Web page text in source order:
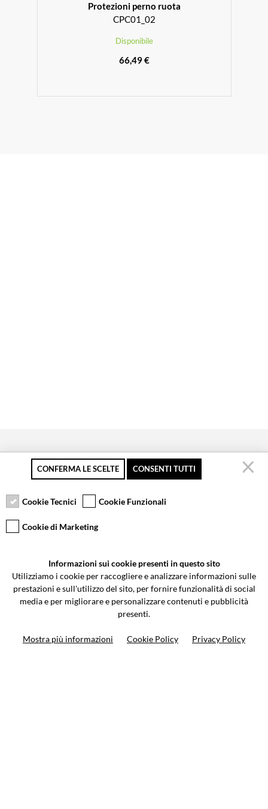
Protezioni perno ruota
CPC01_02
Disponibile
66,49 €
Pagamento sicuro
Resi gratuiti fino a 30
Servizio clienti
Via Galileo Galilei 5 | Verano Brianza (MB) 20843 | ITALY
0362-805407-info@valtermoto.com
CONFERMA LE SCELTE CONSENTI TUTTI
Cookie Tecnici Cookie Funzionali
Cookie di Marketing
Informazioni sui cookie presenti in questo sito
Utilizziamo i cookie per raccogliere e analizzare informazioni sulle
prestazioni e sull'utilizzo del sito, per fornire funzionalità di social
media e per migliorare e personalizzare contenuti e pubblicità
presenti.
Mostra più informazioni Cookie Policy Privacy Policy